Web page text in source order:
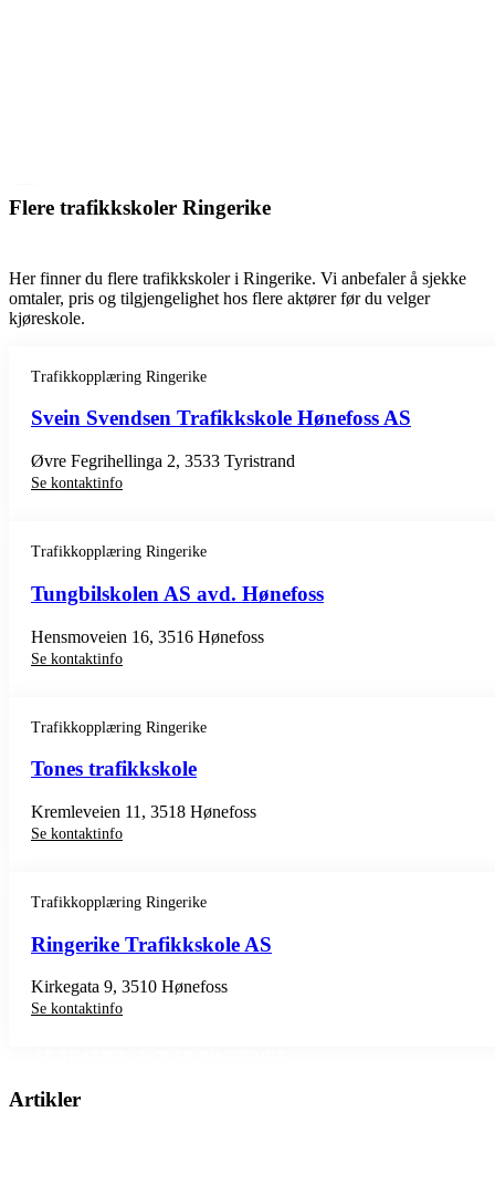
Flere trafikkskoler Ringerike
Her finner du flere trafikkskoler i Ringerike. Vi anbefaler å sjekke
omtaler, pris og tilgjengelighet hos flere aktører før du velger
kjøreskole.
Trafikkopplæring Ringerike
Svein Svendsen Trafikkskole Hønefoss AS
Øvre Fegrihellinga 2, 3533 Tyristrand
Se kontaktinfo
Trafikkopplæring Ringerike
Tungbilskolen AS avd. Hønefoss
Hensmoveien 16, 3516 Hønefoss
Se kontaktinfo
Trafikkopplæring Ringerike
Tones trafikkskole
Kremleveien 11, 3518 Hønefoss
Se kontaktinfo
Trafikkopplæring Ringerike
Ringerike Trafikkskole AS
Kirkegata 9, 3510 Hønefoss
Se kontaktinfo
Artikler